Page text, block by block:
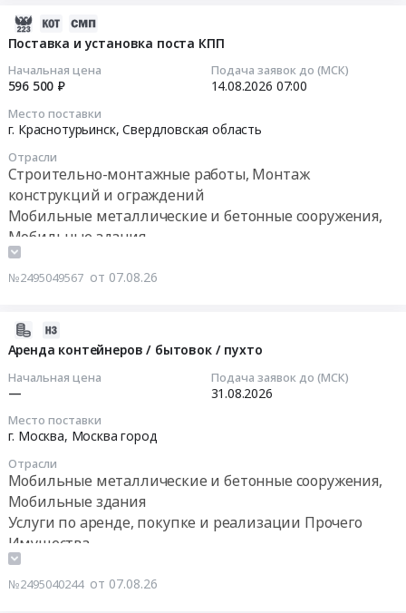
Поставка и установка поста КПП
Начальная цена
596 500 ₽
Подача заявок до (МСК)
14.08.2026 07:00
Место поставки
г. Краснотурьинск,Свердловская область
Отрасли
Строительно-монтажные работы, Монтаж
конструкций и ограждений
Мобильные металлические и бетонные сооружения,
Мобильные здания
№2495049567 от 07.08.26
Аренда контейнеров / бытовок / пухто
Начальная цена
—
Подача заявок до (МСК)
31.08.2026
Место поставки
г. Москва, Москва город
Отрасли
Мобильные металлические и бетонные сооружения,
Мобильные здания
Услуги по аренде, покупке и реализации Прочего
Имущества
№2495040244 от 07.08.26